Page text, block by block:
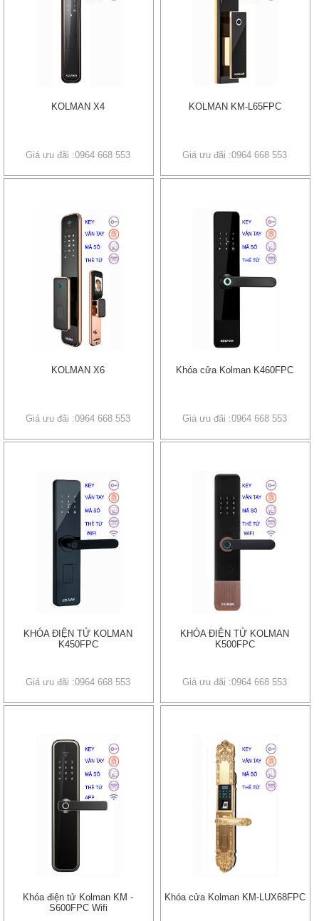
KOLMAN X4
Giá ưu đãi :0964 668 553
KOLMAN KM-L65FPC
Giá ưu đãi :0964 668 553
KOLMAN X6
Giá ưu đãi :0964 668 553
Khóa cửa Kolman K460FPC
Giá ưu đãi :0964 668 553
KHÓA ĐIỆN TỬ KOLMAN
K450FPC
Giá ưu đãi :0964 668 553
KHÓA ĐIỆN TỬ KOLMAN
K500FPC
Giá ưu đãi :0964 668 553
Khóa điện tử Kolman KM -
S600FPC Wifi
Khóa cửa Kolman KM-LUX68FPC